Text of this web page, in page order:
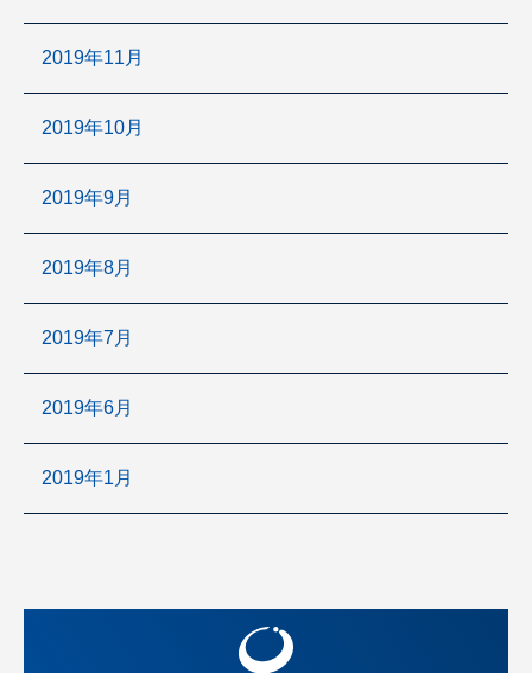
2019年11月
2019年10月
2019年9月
2019年8月
2019年7月
2019年6月
2019年1月